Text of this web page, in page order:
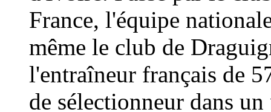
France, l'équipe
même le club de
l'entraîneur français de
de sélectionneur dans